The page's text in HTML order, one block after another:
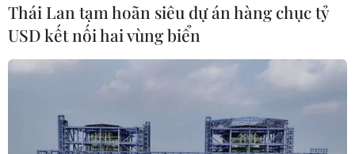
với Phật, về với Mẫu'
Vĩnh Phúc khai hội Tây Thiên năm
2024
HDBank tiếp tục nối những nhịp cầu yêu thương
tại miền sông nước Cửu Long
Cộng đồng người Việt tại Israel đón Xuân Quê
Thái Lan tạm hoãn siêu dự án hàng chục tỷ
USD kết nối hai vùng biển